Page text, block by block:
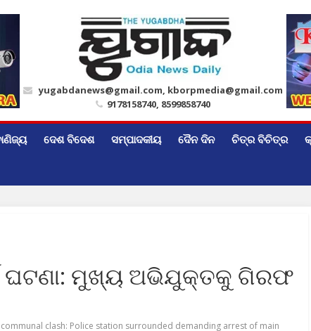
yugabdanews@gmail.com, kborpmedia@gmail.com
9178158740, 8599858740
ଦେଶ ବିଦେଶ ସମ୍ପାଦକୀୟ ଦୈନ ଦିନ ଚିତ୍ର ବିଚିତ୍ର
ଘଟଣା: ମୁଖ୍ୟ ଅଭିଯୁକ୍ତକୁ ଗିରଫ
communal clash: Police station surrounded demanding arrest of main